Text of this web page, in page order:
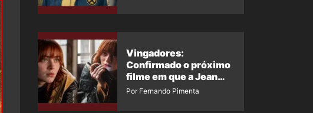
Vingadores:
Confirmado o próximo
filme em que a Jean
Grey irá aparecer
Por Fernando Pimenta